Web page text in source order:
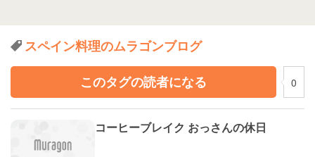
スペイン料理のムラゴンブログ
このタグの読者になる
0
コーヒーブレイク おっさんの休日